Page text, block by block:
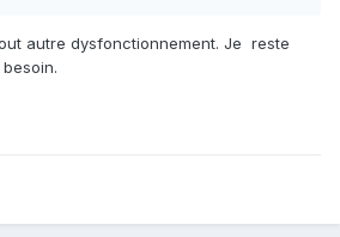
autre dysfonctionnement. Je reste